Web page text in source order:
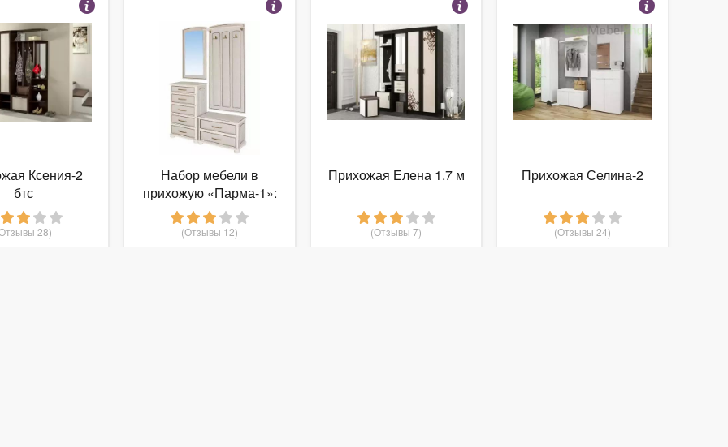
Ксения-2
бтс
28)
Набор мебели в
прихожую «Парма-1»:
обувница, зеркало,
вешалка. Массив
(Отзывы 12)
Прихожая Елена 1.7 м
(Отзывы 7)
Прихожая Селина-2
(Отзывы 24)